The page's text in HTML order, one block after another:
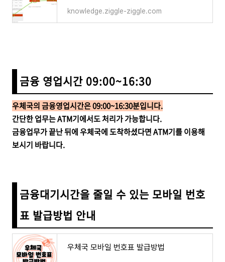
knowledge.ziggle-ziggle.com
금융 영업시간 09:00~16:30
우체국의금융영업시간은 09:00~16:30분입니다.
간단한 업무는 ATM기에서도 처리가 가능합니다.
금융업무가 끝난 뒤에 우체국에 도착하셨다면 ATM기를 이용해
보시기 바랍니다.
금융대기시간을 줄일 수 있는 모바일 번호
표 발급방법 안내
우체국 모바일 번호표 발급방법